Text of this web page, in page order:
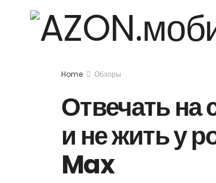
Home Обзоры
Отвечать на
и не жить у
Max